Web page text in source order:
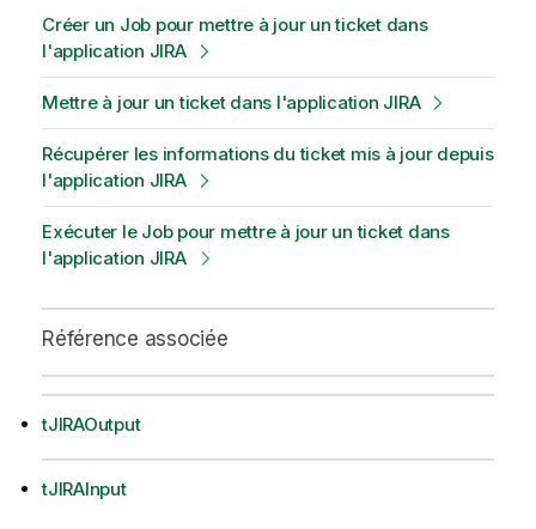
Créer un Job pour mettre à jour un ticket dans
l'application JIRA
Mettre à jour un ticket dans l'application JIRA
Récupérer les informations du ticket mis à jour depuis
l'application JIRA
Exécuter le Job pour mettre à jour un ticket dans
l'application JIRA
Référence associée
tJIRAOutput
tJIRAInput